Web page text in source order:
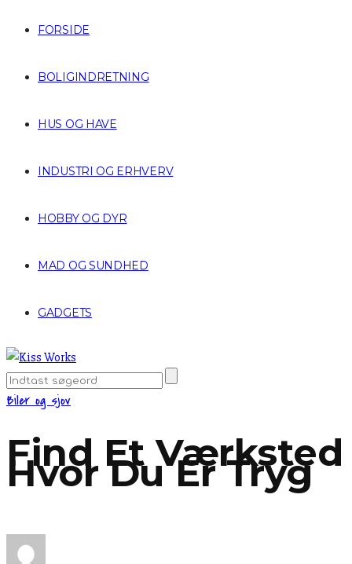
FORSIDE
BOLIGINDRETNING
HUS OG HAVE
INDUSTRI OG ERHVERV
HOBBY OG DYR
MAD OG SUNDHED
GADGETS
Biler og sjov
Find Et Værksted
Hvor Du Er Tryg